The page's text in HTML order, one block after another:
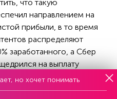
что такую
направлением на
прибыли, в то время
распределяют
заработанного, а Сбер
на выплату
но хочет понимать